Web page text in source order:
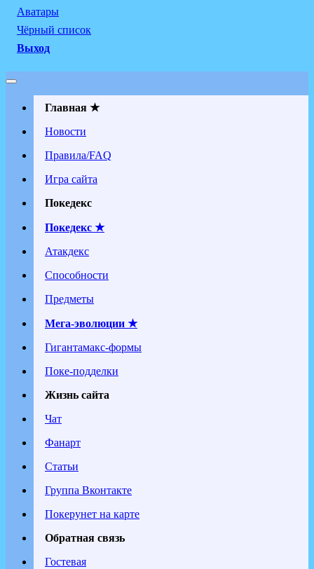
Аватары
Чёрный список
Выход
Главная ★
Новости
Правила/FAQ
Игра сайта
Покедекс
Покедекс ★
Атакдекс
Способности
Предметы
Мега-эволюции ★
Гигантамакс-формы
Поке-подделки
Жизнь сайта
Чат
Фанарт
Статьи
Группа Вконтакте
Покерунет на карте
Обратная связь
Гостевая